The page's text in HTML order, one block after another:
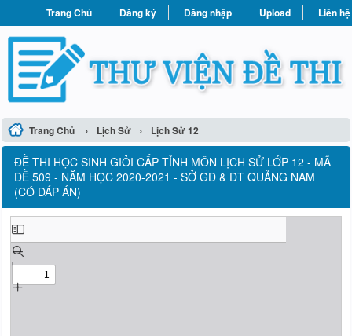
Trang Chủ Đăng ký Đăng nhập Upload Liên hệ
Trang Chủ › Lịch Sử › Lịch Sử 12
ĐỀ THI HỌC SINH GIỎI CẤP TỈNH MÔN LỊCH SỬ LỚP 12 - MÃ
ĐỀ 509 - NĂM HỌC 2020-2021 - SỞ GD & ĐT QUẢNG NAM
(CÓ ĐÁP ÁN)